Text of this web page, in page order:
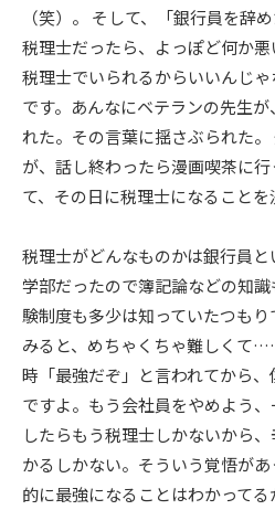
（笑）。 そして、「銀行員を辞
税理士だったら、よっぽど何か
税理士でいられるからいいんじ
です。あんなにベテランの先生
れた。その言葉に揺さぶられた
が、話し終わったら漫画喫茶に
て、その日に税理士になることを
税理士がどんなものかは銀行員
学部だったので簿記論などの知
験制度も多少は知っていたつも
みると、めちゃくちゃ難しくて
時「最強だぞ」と言われてから
ですよ。もう会社員をやめよう
したらもう税理士しかないから
かるしかない。そういう覚悟が
的に最強になることはわかって